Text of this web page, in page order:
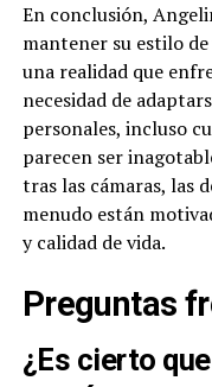
En conclusión,
mantener su estilo
una realidad que
necesidad de
personales, incluso
parecen ser
tras las cámaras, las
menudo están
y calidad de vida.
Preguntas
¿Es cierto